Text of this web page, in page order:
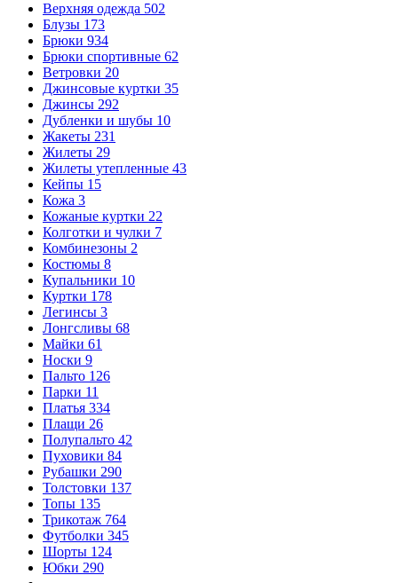
Верхняя одежда 502
Блузы 173
Брюки 934
Брюки спортивные 62
Ветровки 20
Джинсовые куртки 35
Джинсы 292
Дубленки и шубы 10
Жакеты 231
Жилеты 29
Жилеты утепленные 43
Кейпы 15
Кожа 3
Кожаные куртки 22
Колготки и чулки 7
Комбинезоны 2
Костюмы 8
Купальники 10
Куртки 178
Легинсы 3
Лонгсливы 68
Майки 61
Носки 9
Пальто 126
Парки 11
Платья 334
Плащи 26
Полупальто 42
Пуховики 84
Рубашки 290
Толстовки 137
Топы 135
Трикотаж 764
Футболки 345
Шорты 124
Юбки 290